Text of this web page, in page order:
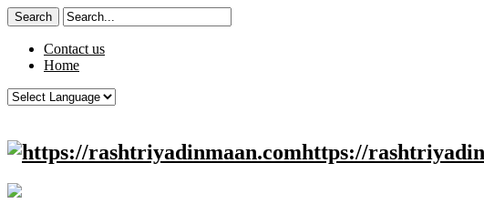
Contact us
Home
https://